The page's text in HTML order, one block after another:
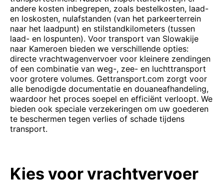
andere kosten inbegrepen, zoals bestelkosten, laad-
en loskosten, nulafstanden (van het parkeerterrein
naar het laadpunt) en stilstandkilometers (tussen
laad- en lospunten). Voor transport van Slowakije
naar Kameroen bieden we verschillende opties:
directe vrachtwagenvervoer voor kleinere zendingen
of een combinatie van weg-, zee- en luchttransport
voor grotere volumes. Gettransport.com zorgt voor
alle benodigde documentatie en douaneafhandeling,
waardoor het proces soepel en efficiënt verloopt. We
bieden ook speciale verzekeringen om uw goederen
te beschermen tegen verlies of schade tijdens
transport.
Kies voor vrachtvervoer